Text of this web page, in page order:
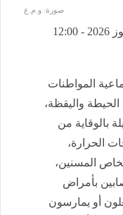
صورة: و.م.ع
المواطنات
واليقظة،
بالوقاية من
الحرارة،
المسنين،
بأمراض
أو يمارسون